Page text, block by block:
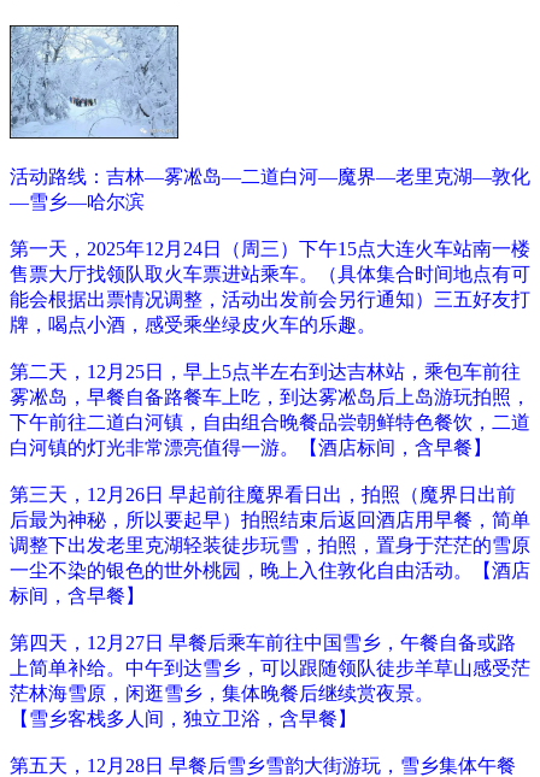
活动路线：吉林—雾凇岛—二道白河—魔界—老里克湖—敦化
—雪乡—哈尔滨
第一天， 2025年12月24日（周三） 下午15点大连火车站南一楼
售票大厅找领队取火车票进站乘车。（具体集合时间地点有可
能会根据出票情况调整，活动出发前会另行通知）三五好友打
牌，喝点小酒，感受乘坐绿皮火车的乐趣。
第二天， 12月25日，早上5点半左右到达吉林站，乘包车前往
雾凇岛，早餐自备路餐车上吃，到达雾凇岛后上岛游玩拍照，
下午前往二道白河镇，自由组合晚餐品尝朝鲜特色餐饮，二道
白河镇的灯光非常漂亮值得一游。【酒店标间，含早餐】
第三天，12月26日 早起前往魔界看日出，拍照（魔界日出前
后最为神秘，所以要起早）拍照结束后返回酒店用早餐，简单
调整下出发老里克湖轻装徒步玩雪，拍照，置身于茫茫的雪原
一尘不染的银色的世外桃园，晚上入住敦化自由活动。【酒店
标间，含早餐】
第四天，12月27日 早餐后乘车前往中国雪乡，午餐自备或路
上简单补给。中午到达雪乡，可以跟随领队徒步羊草山感受茫
茫林海雪原，闲逛雪乡，集体晚餐后继续赏夜景。
【雪乡客栈多人间 ， 独立卫浴，含早餐 】
第五天，12月28日 早餐后雪乡雪韵大街游玩，雪乡集体午餐